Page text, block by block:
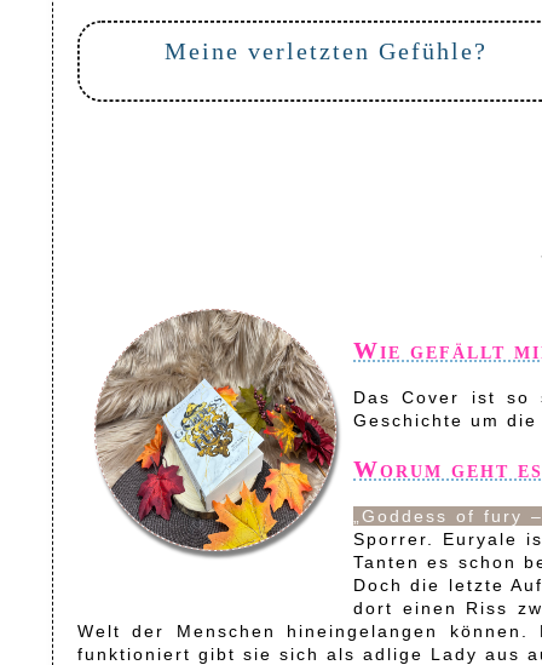
Meine verletzten Gefühle?
Wie gefällt
Das Cover ist so
Geschichte um
Worum geht
„Goddess of fury
Sporrer. Euryale
Tanten es schon
Doch die letzte
dort einen Riss
Welt der Menschen hineingelangen
funktioniert gibt sie sich als adlige Lady aus